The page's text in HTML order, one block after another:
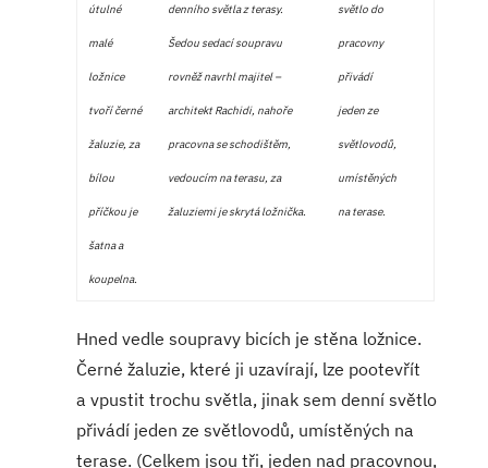
útulné
malé
ložnice
tvoří černé
žaluzie, za
bílou
příčkou je
šatna a
koupelna.
denního světla z terasy.
Šedou sedací soupravu
rovněž navrhl majitel –
architekt Rachidi, nahoře
pracovna se schodištěm,
vedoucím na terasu, za
žaluziemi je skrytá ložnička.
světlo do
pracovny
přivádí
jeden ze
světlovodů,
umístěných
na terase.
Hned vedle soupravy bicích je stěna ložnice.
Černé žaluzie, které ji uzavírají, lze pootevřít
a vpustit trochu světla, jinak sem denní světlo
přivádí jeden ze světlovodů, umístěných na
terase. (Celkem jsou tři, jeden nad pracovnou,